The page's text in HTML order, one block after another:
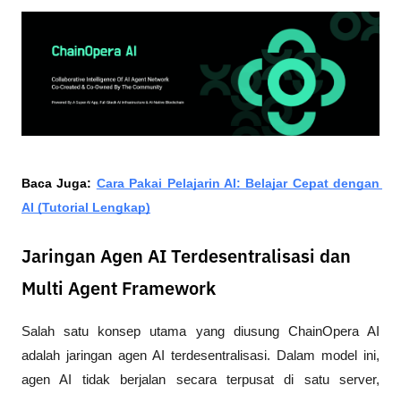
Baca Juga: Cara Pakai Pelajarin AI: Belajar Cepat dengan
AI (Tutorial Lengkap)
Jaringan Agen AI Terdesentralisasi dan
Multi Agent Framework
Salah satu konsep utama yang diusung ChainOpera AI
adalah jaringan agen AI terdesentralisasi. Dalam model ini,
agen AI tidak berjalan secara terpusat di satu server,